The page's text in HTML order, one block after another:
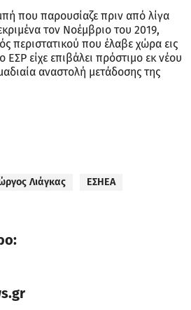
που παρουσίαζε πριν από λίγα
τον Νοέμβριο του 2019,
περιστατικού που έλαβε χώρα εις
ΕΣΡ είχε επιβάλει πρόστιμο εκ νέου
αναστολή μετάδοσης της
Λιάγκας ΕΣΗΕΑ